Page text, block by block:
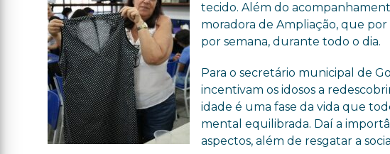
tecido. Além do
moradora de Ampliação, que
por semana, durante todo o dia.
Para o secretário municipal de
incentivam os idosos a
idade é uma fase da vida que
mental equilibrada. Daí a
aspectos, além de resgatar a